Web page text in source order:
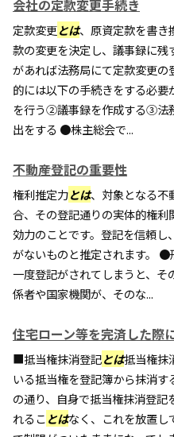
会社の定款変更手続き
定款変更とは、原資定款を書き
款の変更を決定し、議事録に
があれば法務局にて定款変更の
的には以下の手続きをする必
を行う②議事録を作成する③法
出をする ●株主総会で...
不動産登記の重要性
権利推定力とは、対象となる不
合、その登記通りの実体的権
効力のことです。登記を信頼
がないものと推定されます。
一度登記がされてしまうと、
係者や国家機関が、そのな...
住宅ローン等を完済した際
■抵当権抹消登記とは抵当権抹
いる抵当権を登記簿から抹消
の通り、自身で抵当権抹消登
れることはなく、これを放置し